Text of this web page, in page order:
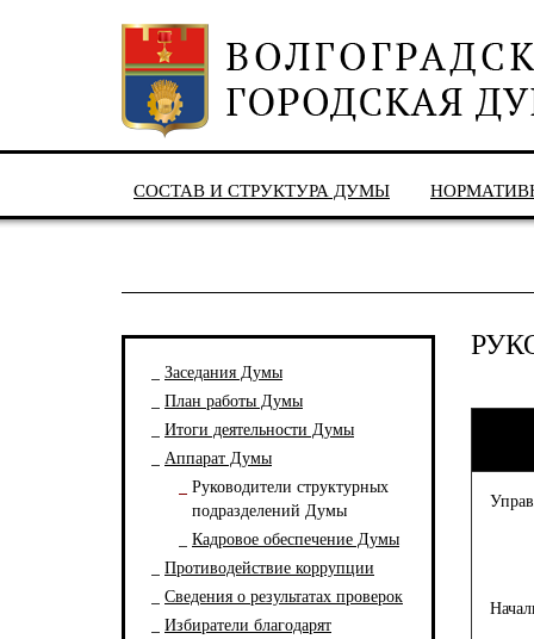
СОСТАВ И СТРУКТУРА ДУМЫ
Заседания Думы
План работы Думы
Итоги деятельности Думы
Аппарат Думы
Руководители структурных
подразделений Думы
Кадровое обеспечение Думы
Противодействие коррупции
Сведения о результатах проверок
Избиратели благодарят